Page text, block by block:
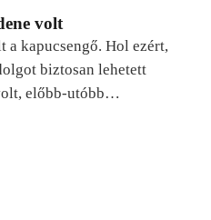
volt
kapucsengő. Hol ezért,
biztosan lehetett
előbb-utóbb…